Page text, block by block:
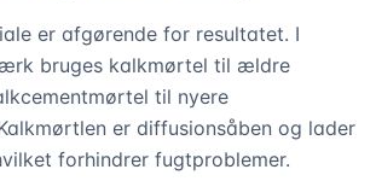
er afgørende for resultatet. I
bruges kalkmørtel til ældre
til nyere
er diffusionsåben og lader
forhindrer fugtproblemer.